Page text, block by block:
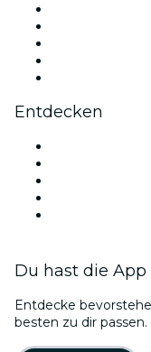
Entdecken
Du hast die
Entdecke
besten zu dir passen.